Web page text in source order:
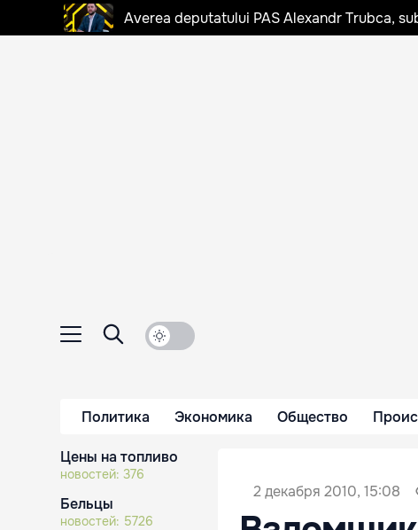
Averea deputatului PAS Alexandr Trubca,
Политика Экономика Общество
Цены на топливо
новостей: 376
Бельцы
новостей: 5726
2 декабря 2010, 15:08